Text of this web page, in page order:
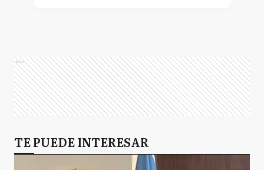
Ads
TE PUEDE INTERESAR